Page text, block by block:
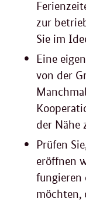
zur
Sie im
Eine
von der
der Nähe
Prüfen
eröffnen
fungieren
möchten,